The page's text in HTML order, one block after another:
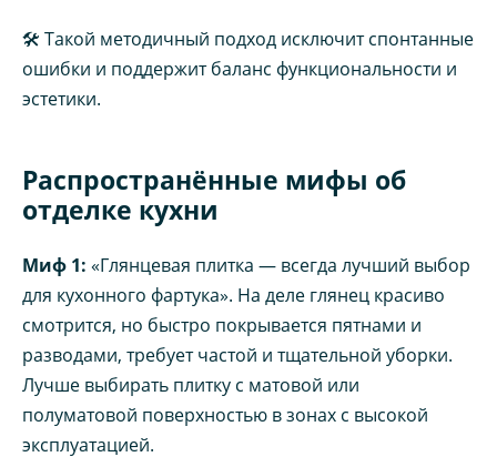
🛠️ Такой методичный подход исключит спонтанные
ошибки и поддержит баланс функциональности и
эстетики.
Распространённые мифы об
отделке кухни
Миф 1: «Глянцевая плитка — всегда лучший выбор
для кухонного фартука». На деле глянец красиво
смотрится, но быстро покрывается пятнами и
разводами, требует частой и тщательной уборки.
Лучше выбирать плитку с матовой или
полуматовой поверхностью в зонах с высокой
эксплуатацией.